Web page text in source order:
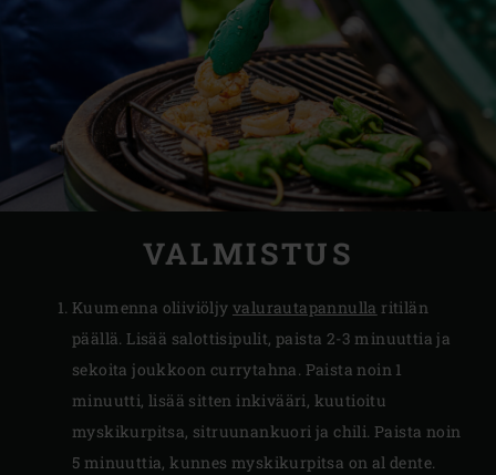
VALMISTUS
Kuumenna oliiviöljy valurautapannulla ritilän
päällä. Lisää salottisipulit, paista 2-3 minuuttia ja
sekoita joukkoon currytahna. Paista noin 1
minuutti, lisää sitten inkivääri, kuutioitu
myskikurpitsa, sitruunankuori ja chili. Paista noin
5 minuuttia, kunnes myskikurpitsa on al dente.